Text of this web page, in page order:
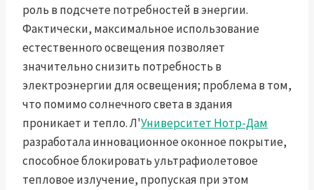
роль в подсчете потребностей в энергии.
Фактически, максимальное использование
естественного освещения позволяет
значительно снизить потребность в
электроэнергии для освещения; проблема в том,
что помимо солнечного света в здания
проникает и тепло. Л'Университет Нотр-Дам
разработала инновационное оконное покрытие,
способное блокировать ультрафиолетовое
тепловое излучение, пропуская при этом